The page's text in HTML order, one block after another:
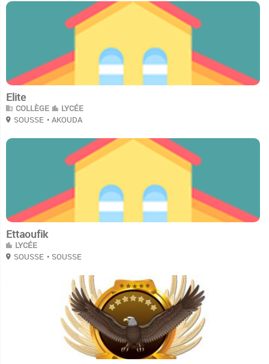
Elite
COLLÈGE LYCÉE
SOUSSE • AKOUDA
Ettaoufik
LYCÉE
SOUSSE • SOUSSE